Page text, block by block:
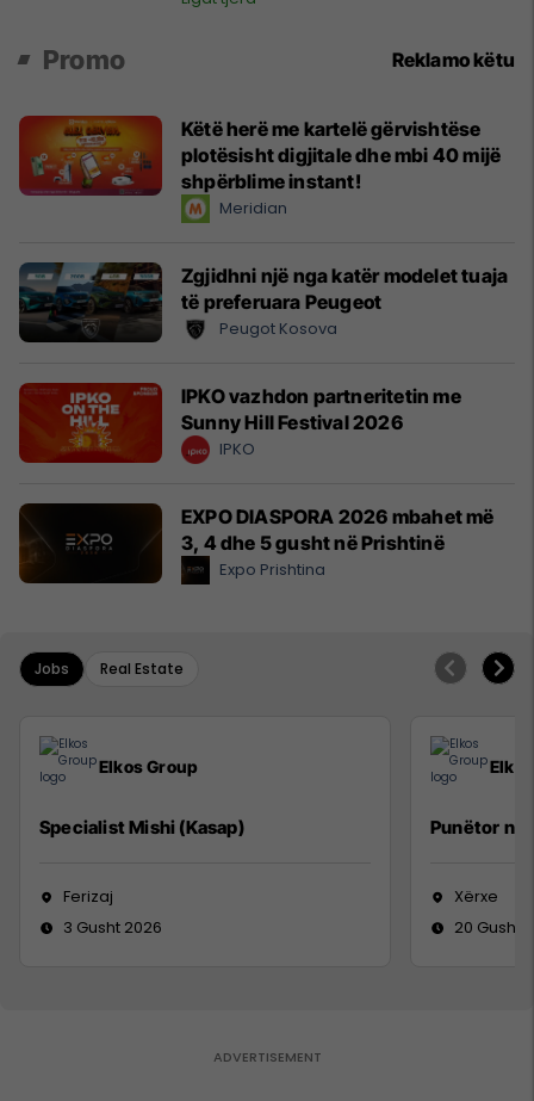
Promo Reklamo këtu
Këtë herë me kartelë gërvishtëse
plotësisht digjitale dhe mbi 40 mijë
shpërblime instant!
Meridian
Zgjidhni një nga katër modelet tuaja
të preferuara Peugeot
Peugot Kosova
IPKO vazhdon partneritetin me
Sunny Hill Festival 2026
IPKO
EXPO DIASPORA 2026 mbahet më
3, 4 dhe 5 gusht në Prishtinë
Expo Prishtina
Jobs Real Estate
Elkos Group
Specialist Mishi (Kasap)
Ferizaj
3 Gusht 2026
Punëtor në
Xërxe
20 Gusht